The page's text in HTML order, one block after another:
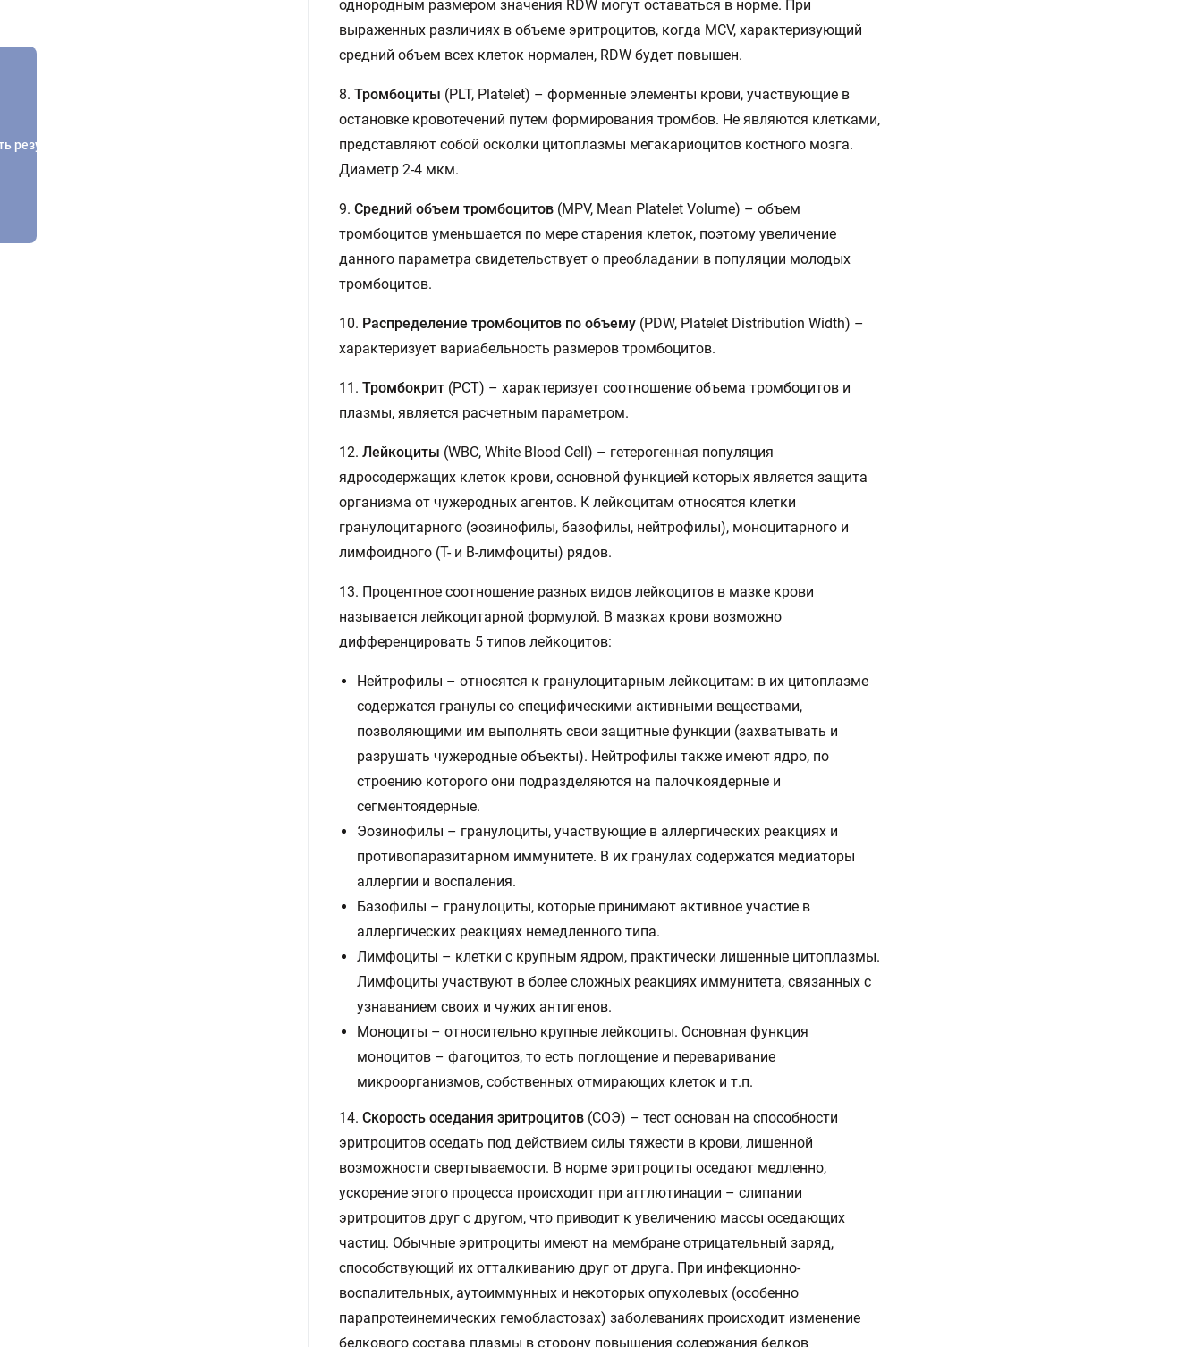
однородным размером значения RDW могут оставаться в норме. При
выраженных различиях в объеме эритроцитов, когда MCV, характеризующий
средний объем всех клеток нормален, RDW будет повышен.
8. Тромбоциты (PLT, Platelet) – форменные элементы крови, участвующие в
остановке кровотечений путем формирования тромбов. Не являются клетками,
представляют собой осколки цитоплазмы мегакариоцитов костного мозга.
Диаметр 2-4 мкм.
9. Средний объем тромбоцитов (MPV, Mean Platelet Volume) – объем
тромбоцитов уменьшается по мере старения клеток, поэтому увеличение
данного параметра свидетельствует о преобладании в популяции молодых
тромбоцитов.
10. Распределение тромбоцитов по объему (PDW, Platelet Distribution Width) –
характеризует вариабельность размеров тромбоцитов.
11. Тромбокрит (PCT) – характеризует соотношение объема тромбоцитов и
плазмы, является расчетным параметром.
12. Лейкоциты (WBC, White Blood Cell) – гетерогенная популяция
ядросодержащих клеток крови, основной функцией которых является защита
организма от чужеродных агентов. К лейкоцитам относятся клетки
гранулоцитарного (эозинофилы, базофилы, нейтрофилы), моноцитарного и
лимфоидного (Т- и В-лимфоциты) рядов.
13. Процентное соотношение разных видов лейкоцитов в мазке крови
называется лейкоцитарной формулой. В мазках крови возможно
дифференцировать 5 типов лейкоцитов:
Нейтрофилы – относятся к гранулоцитарным лейкоцитам: в их цитоплазме
содержатся гранулы со специфическими активными веществами,
позволяющими им выполнять свои защитные функции (захватывать и
разрушать чужеродные объекты). Нейтрофилы также имеют ядро, по
строению которого они подразделяются на палочкоядерные и
сегментоядерные.
Эозинофилы – гранулоциты, участвующие в аллергических реакциях и
противопаразитарном иммунитете. В их гранулах содержатся медиаторы
аллергии и воспаления.
Базофилы – гранулоциты, которые принимают активное участие в
аллергических реакциях немедленного типа.
Лимфоциты – клетки с крупным ядром, практически лишенные цитоплазмы.
Лимфоциты участвуют в более сложных реакциях иммунитета, связанных с
узнаванием своих и чужих антигенов.
Моноциты – относительно крупные лейкоциты. Основная функция
моноцитов – фагоцитоз, то есть поглощение и переваривание
микроорганизмов, собственных отмирающих клеток и т.п.
14. Скорость оседания эритроцитов (СОЭ) – тест основан на способности
эритроцитов оседать под действием силы тяжести в крови, лишенной
возможности свертываемости. В норме эритроциты оседают медленно,
ускорение этого процесса происходит при агглютинации – слипании
эритроцитов друг с другом, что приводит к увеличению массы оседающих
частиц. Обычные эритроциты имеют на мембране отрицательный заряд,
способствующий их отталкиванию друг от друга. При инфекционно-
воспалительных, аутоиммунных и некоторых опухолевых (особенно
парапротеинемических гемобластозах) заболеваниях происходит изменение
белкового состава плазмы в сторону повышения содержания белков
результатов